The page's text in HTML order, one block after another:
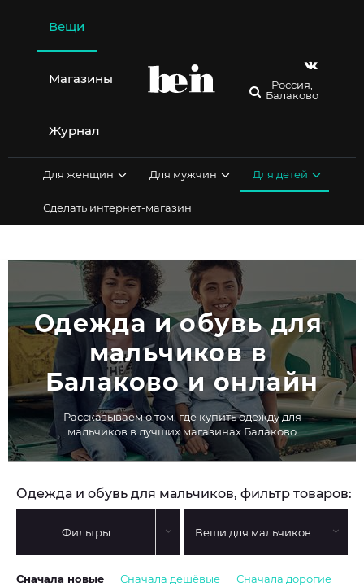
содержимому
Вещи
Магазины
Журнал
Россия,
Балаково
Для женщин Для мужчин Для детей
Сделать интернет-магазин
Одежда и обувь для
мальчиков в
Балаково и онлайн
Рассказываем о том, где купить одежду для
мальчиков в лучших магазинах Балаково
Одежда и обувь для мальчиков, фильтр товаров:
Фильтры Вещи для мальчиков
Сначала новые Сначала дешёвые Сначала дорогие